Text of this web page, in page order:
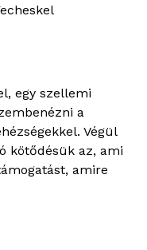
egy szellemi
a
Végül
kötődésük az, ami
amire